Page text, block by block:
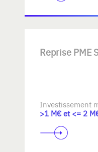
Reprise PME
Investissement
>1 M€ et <= 2